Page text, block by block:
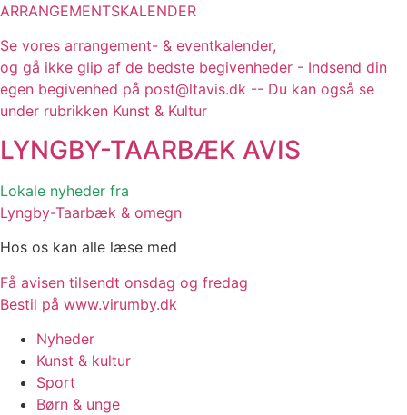
ARRANGEMENTSKALENDER
Se vores arrangement- & eventkalender,
og gå ikke glip af de bedste begivenheder - Indsend din
egen begivenhed på post@ltavis.dk -- Du kan også se
under rubrikken Kunst & Kultur
LYNGBY-TAARBÆK AVIS
Lokale nyheder fra
Lyngby-Taarbæk & omegn
Hos os kan alle læse med
Få avisen tilsendt onsdag og fredag
Bestil på www.virumby.dk
Nyheder
Kunst & kultur
Sport
Børn & unge